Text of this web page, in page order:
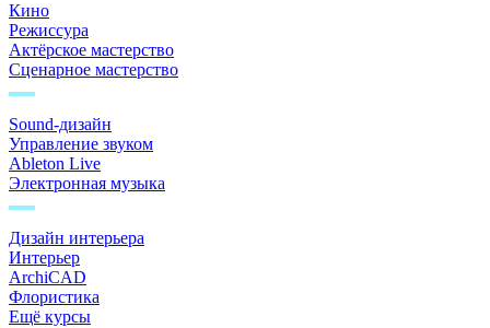
Кино
Режиссура
Актёрское мастерство
Сценарное мастерство
Sound-дизайн
Управление звуком
Ableton Live
Электронная музыка
Дизайн интерьера
Интерьер
ArchiCAD
Флористика
Ещё курсы